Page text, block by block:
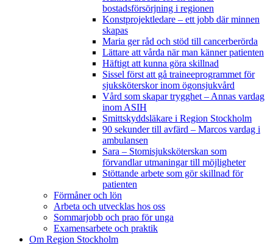
bostadsförsörjning i regionen
Konstprojektledare – ett jobb där minnen
skapas
Maria ger råd och stöd till cancerberörda
Lättare att vårda när man känner patienten
Häftigt att kunna göra skillnad
Sissel först att gå traineeprogrammet för
sjuksköterskor inom ögonsjukvård
Vård som skapar trygghet – Annas vardag
inom ASIH
Smittskyddsläkare i Region Stockholm
90 sekunder till avfärd – Marcos vardag i
ambulansen
Sara – Stomisjuksköterskan som
förvandlar utmaningar till möjligheter
Stöttande arbete som gör skillnad för
patienten
Förmåner och lön
Arbeta och utvecklas hos oss
Sommarjobb och prao för unga
Examensarbete och praktik
Om Region Stockholm